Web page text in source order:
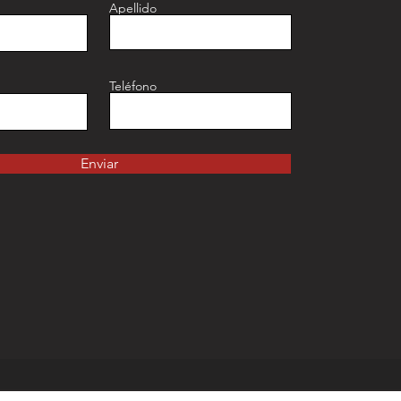
Apellido
Teléfono
Enviar